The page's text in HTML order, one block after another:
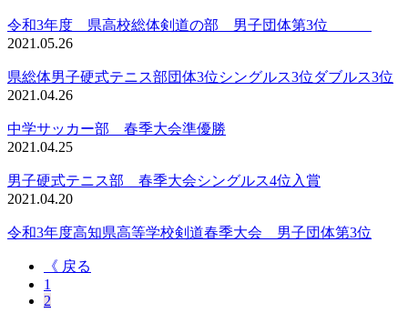
令和3年度 県高校総体剣道の部 男子団体第3位
2021.05.26
県総体男子硬式テニス部団体3位シングルス3位ダブルス3位
2021.04.26
中学サッカー部 春季大会準優勝
2021.04.25
男子硬式テニス部 春季大会シングルス4位入賞
2021.04.20
令和3年度高知県高等学校剣道春季大会 男子団体第3位
《 戻る
1
2